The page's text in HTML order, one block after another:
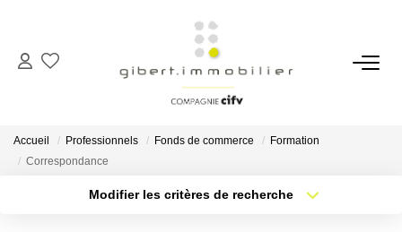
ACHETER
Maisons
Locaux Professionnels
Accueil Professionnels Fonds de commerce
Formation
Correspondance
Modifier les critères de recherche